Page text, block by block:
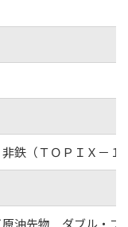
（ＴＯＰＩＸ－１